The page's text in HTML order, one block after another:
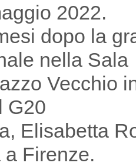
2022.
dopo la
nella Sala
Vecchio
G20
Elisabetta
Firenze.